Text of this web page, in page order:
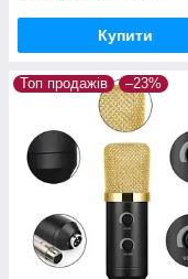
Купити
Топ продажів –23%